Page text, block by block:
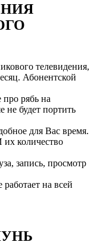
телевидения,
Абонентской
про рябь на
не будет портить
для Вас время.
их количество
запись, просмотр
на всей